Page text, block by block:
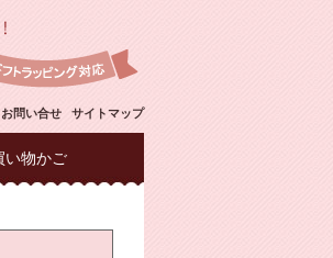
お問い合せ サイトマップ
い物かご